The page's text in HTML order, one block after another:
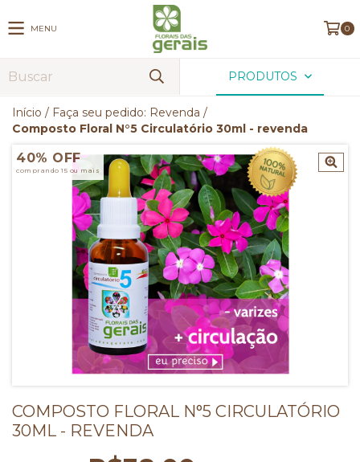
MENU 0
PRODUTOS
Início / Faça seu pedido: Revenda /
Composto Floral N°5 Circulatório 30ml - revenda
40% OFF
comprando 15 ou mais
COMPOSTO FLORAL N°5 CIRCULATÓRIO
30ML - REVENDA